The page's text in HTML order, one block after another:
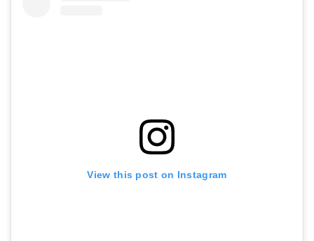
View this post on Instagram